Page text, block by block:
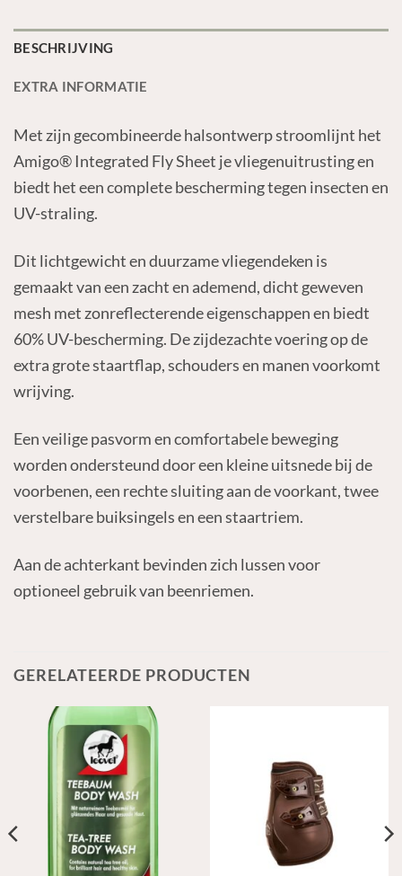
BESCHRIJVING
EXTRA INFORMATIE
Met zijn gecombineerde halsontwerp stroomlijnt het
Amigo® Integrated Fly Sheet je vliegenuitrusting en
biedt het een complete bescherming tegen insecten en
UV-straling.
Dit lichtgewicht en duurzame vliegendeken is
gemaakt van een zacht en ademend, dicht geweven
mesh met zonreflecterende eigenschappen en biedt
60% UV-bescherming. De zijdezachte voering op de
extra grote staartflap, schouders en manen voorkomt
wrijving.
Een veilige pasvorm en comfortabele beweging
worden ondersteund door een kleine uitsnede bij de
voorbenen, een rechte sluiting aan de voorkant, twee
verstelbare buiksingels en een staartriem.
Aan de achterkant bevinden zich lussen voor
optioneel gebruik van beenriemen.
GERELATEERDE PRODUCTEN